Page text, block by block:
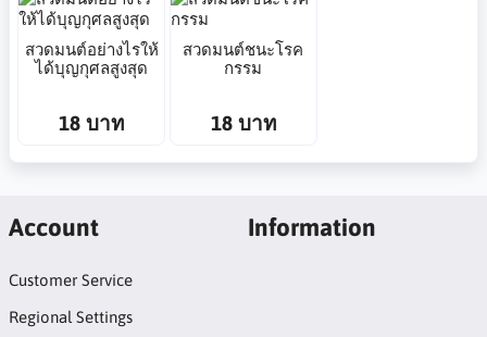
สวดมนต์อย่างไรให้
ได้บุญกุศลสูงสุด
18 บาท
สวดมนต์ชนะโรค
กรรม
18 บาท
Account
Customer Service
Regional Settings
Information